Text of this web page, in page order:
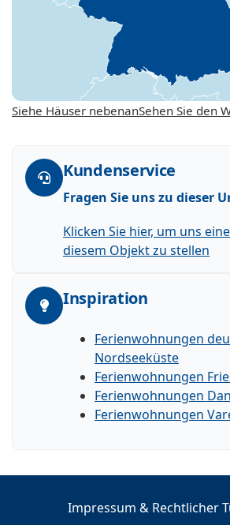
Siehe Häuser nebenanSehen Sie den
Kundenservice
Fragen Sie uns zu dieser
Klicken Sie hier, um uns
diesem Objekt zu stellen
Inspiration
Ferienwohnungen
Nordseeküste
Ferienwohnungen
Ferienwohnungen
Ferienwohnungen
Impressum & Rechtlicher